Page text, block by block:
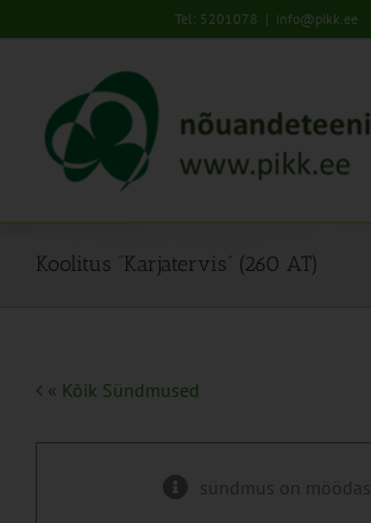
to
Tel: 5201078 | info@pikk.ee
Koolitus “Karjatervis” (260 AT)
« Kõik Sündmused
sündmus on möödas